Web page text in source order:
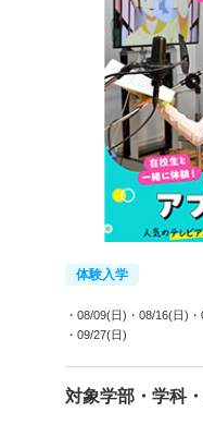
体験入学
・08/09(日) ・08/16(日)
・09/27(日)
対象学部・学科